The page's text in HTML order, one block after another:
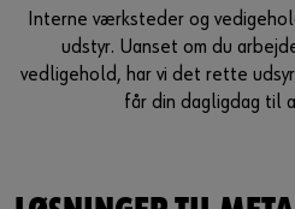
Interne værksteder og
udstyr. Uanset om du
vedligehold, har vi det rette
får din dagligdag til